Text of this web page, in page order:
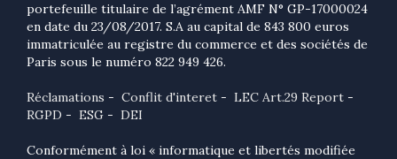
portefeuille titulaire de l’agrément AMF N° GP-17000024
en date du 23/08/2017. S.A au capital de 843 800 euros
immatriculée au registre du commerce et des sociétés de
Paris sous le numéro 822 949 426.
Réclamations - Conflit d'interet - LEC Art.29 Report -
RGPD - ESG - DEI
Conformément à loi « informatique et libertés modifiée